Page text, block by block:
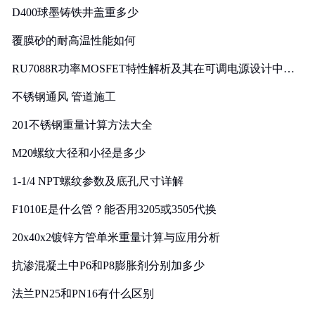
D400球墨铸铁井盖重多少
覆膜砂的耐高温性能如何
RU7088R功率MOSFET特性解析及其在可调电源设计中的
不锈钢通风 管道施工
201不锈钢重量计算方法大全
M20螺纹大径和小径是多少
1-1/4 NPT螺纹参数及底孔尺寸详解
F1010E是什么管？能否用3205或3505代换
20x40x2镀锌方管单米重量计算与应用分析
抗渗混凝土中P6和P8膨胀剂分别加多少
法兰PN25和PN16有什么区别